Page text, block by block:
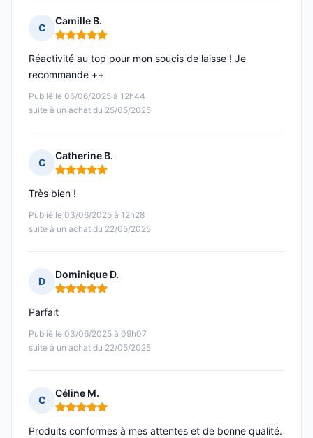
C
Camille B.
Note : 5 sur 5
Publié le 06/06/2025 à 12h44
suite à un achat du 25/05/2025
Réactivité au top pour mon soucis de laisse ! Je
recommande ++
C
Catherine B.
Note : 5 sur 5
Publié le 03/06/2025 à 12h28
suite à un achat du 22/05/2025
Très bien !
D
Dominique D.
Note : 5 sur 5
Publié le 03/06/2025 à 09h07
suite à un achat du 22/05/2025
Parfait
C
Céline M.
Note : 5 sur 5
Produits conformes à mes attentes et de bonne qualité.